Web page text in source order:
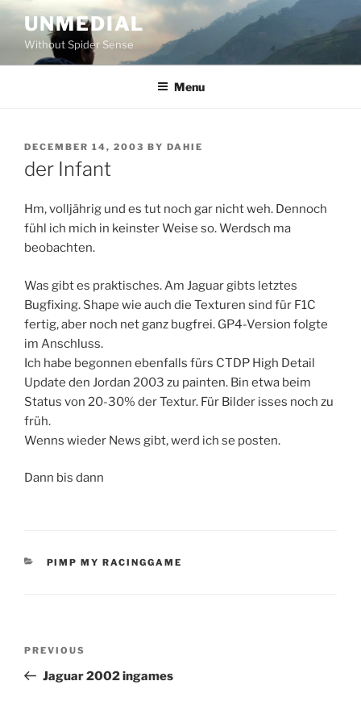
Skip
content
UNMEDIAL
Without Spider Sense
Menu
POSTED
ON
DECEMBER 14, 2003 BY DAHIE
der Infant
Hm, volljährig und es tut noch gar nicht weh. Dennoch
fühl ich mich in keinster Weise so. Werdsch ma
beobachten.
Was gibt es praktisches. Am Jaguar gibts letztes
Bugfixing. Shape wie auch die Texturen sind für F1C
fertig, aber noch net ganz bugfrei. GP4-Version folgte
im Anschluss.
Ich habe begonnen ebenfalls fürs CTDP High Detail
Update den Jordan 2003 zu painten. Bin etwa beim
Status von 20-30% der Textur. Für Bilder isses noch zu
früh.
Wenns wieder News gibt, werd ich se posten.
Dann bis dann
CATEGORIES
PIMP MY RACINGGAME
Previous
Post
PREVIOUS
Jaguar 2002 ingames